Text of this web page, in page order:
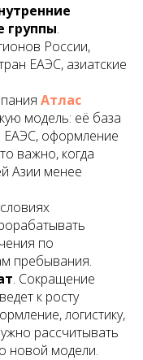
группы.
России,
ЕАЭС, азиатские
Атлас
модель: её база
ЕАЭС, оформление
важно, когда
Азии менее
по
пребывания.
. Сокращение
к росту
логистику,
рассчитывать
новой модели.